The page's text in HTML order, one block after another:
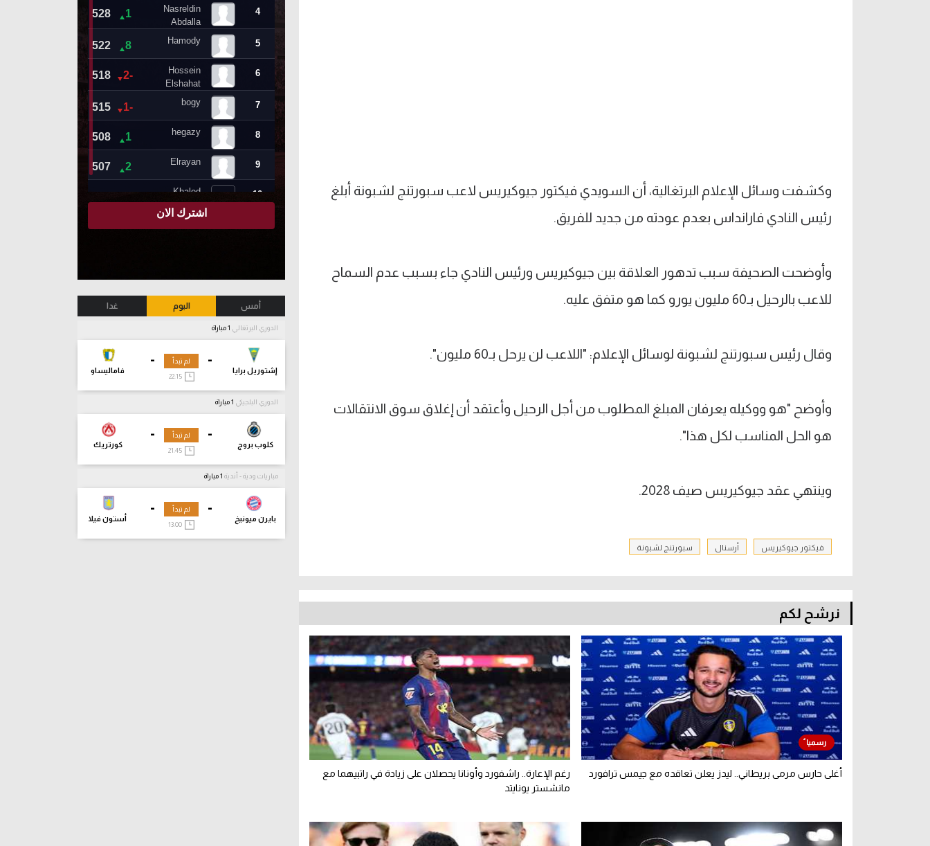
وكشفت وسائل الإعلام البرتغالية، أن السويدي فيكتور جيوكيريس لاعب سبورتنج لشبونة أبلغ
رئيس النادي فارانداس بعدم عودته من جديد للفريق.
وأوضحت الصحيفة سبب تدهور العلاقة بين جيوكيريس ورئيس النادي جاء بسبب عدم السماح
للاعب بالرحيل بـ60 مليون يورو كما هو متفق عليه.
وقال رئيس سبورتنج لشبونة لوسائل الإعلام: "اللاعب لن يرحل بـ60 مليون".
وأوضح "هو ووكيله يعرفان المبلغ المطلوب من أجل الرحيل وأعتقد أن إغلاق سوق الانتقالات
هو الحل المناسب لكل هذا".
وينتهي عقد جيوكيريس صيف 2028.
فيكتور جيوكيريس أرسنال سبورتنج لشبونة
نرشح لكم
أغلى حارس مرمى بريطاني.. ليدز يعلن تعاقده مع جيمس ترافورد
رغم الإعارة.. راشفورد وأونانا يحصلان على زيادة في راتبيهما مع
مانشستر يونايتد
أمس اليوم غدا
الدوري البرتغالي
-
إشتوريل برايا
-
فاماليساو
لم تبدأ
22:15
الدوري البلجيكي
-
كلوب بروج
-
كورتريك
لم تبدأ
مباريات ودية - أندية
-
بايرن ميونيخ
-
أستون فيلا
لم تبدأ